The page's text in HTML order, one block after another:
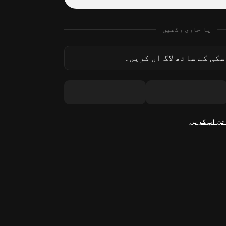
یا جاری رکھیں
کے ساتھ لاگ ان کریں۔
اپ کریں